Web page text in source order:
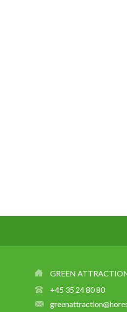
GREEN
+45 35 24 80 80